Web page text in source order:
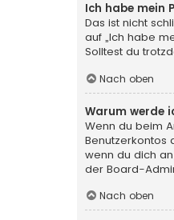
Ich habe mein
Das ist nicht
auf „Ich habe
Solltest du
Nach oben
Warum werde
Wenn du beim
Benutzerkontos
wenn du dich
der Board-
Nach oben